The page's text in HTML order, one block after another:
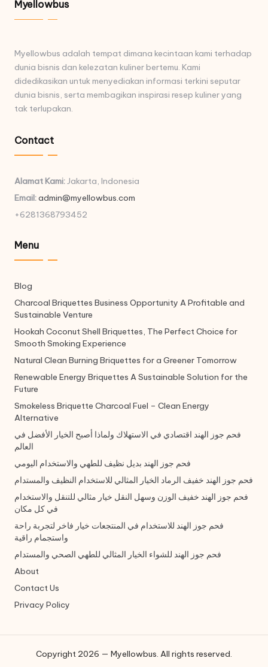
Myellowbus
Myellowbus adalah tempat dimana kecintaan kami terhadap
dunia bisnis dan kelezatan kuliner bertemu. Kami
didedikasikan untuk menyediakan informasi terkini seputar
dunia bisnis, serta membagikan inspirasi resep kuliner yang
tak terlupakan.
Contact
Alamat Kami:Jakarta, Indonesia
Email:admin@myellowbus.com
+6281368793452
Menu
Blog
Charcoal Briquettes Business Opportunity A Profitable and
Sustainable Venture
Hookah Coconut Shell Briquettes, The Perfect Choice for
Smooth Smoking Experience
Natural Clean Burning Briquettes for a Greener Tomorrow
Renewable Energy Briquettes A Sustainable Solution for the
Future
Smokeless Briquette Charcoal Fuel – Clean Energy
Alternative
فحم جوز الهند اقتصادي في الاستهلاك ولماذا أصبح الخيار الأفضل في
العالم
فحم جوز الهند بديل نظيف للطهي والاستخدام اليومي
فحم جوز الهند خفيف الرماد الخيار المثالي للاستخدام النظيف والمستدام
فحم جوز الهند خفيف الوزن وسهل النقل خيار مثالي للتنقل والاستخدام
في كل مكان
فحم جوز الهند للاستخدام في المنتجعات خيار فاخر لتجربة راحة
واستجمام راقية
فحم جوز الهند للشواء الخيار المثالي للطهي الصحي والمستدام
About
Contact Us
Privacy Policy
Copyright 2026 — Myellowbus. All rights reserved.